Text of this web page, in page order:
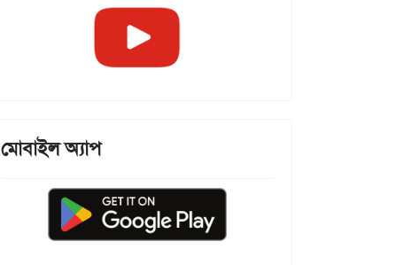
মোবাইল অ্যাপ